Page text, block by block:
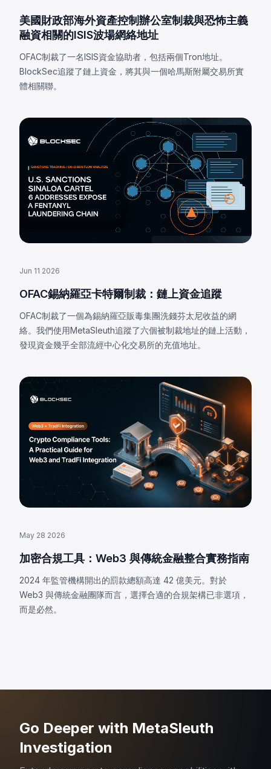
美國財政部海外資產控制辦公室制裁與恐怖主義
融資相關的ISIS波場網絡地址
OFAC制裁了一名ISIS資金協助者，包括兩個Tron地址。
BlockSec追蹤了鏈上資金，將其與一個哈馬斯附屬交易所實
體相關聯。
Jun 11 2026
OFAC錫納羅亞卡特爾制裁：鏈上資金追蹤
OFAC制裁了一個為錫納羅亞販毒集團洗錢芬太尼收益的網
絡。我們使用MetaSleuth追蹤了六個被制裁地址的鏈上活動，
發現資金幾乎全部流經中心化交易所的充值地址。
May 28 2026
加密合規工具：Web3 與傳統金融整合實務指南
2024 年監管機構開出的罰款總額高達 42 億美元。對於
Web3 與傳統金融團隊而言，選擇合適的合規架構已非選項，
而是必然。
Go Deeper with MetaSleuth
Investigation